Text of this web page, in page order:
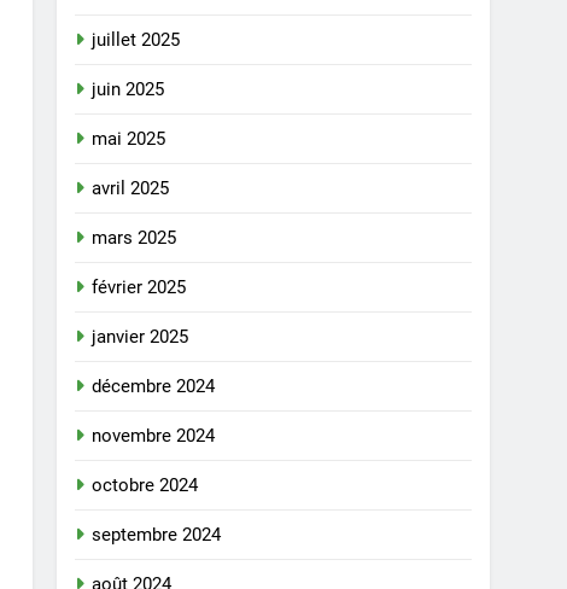
juillet 2025
juin 2025
mai 2025
avril 2025
mars 2025
février 2025
janvier 2025
décembre 2024
novembre 2024
octobre 2024
septembre 2024
août 2024